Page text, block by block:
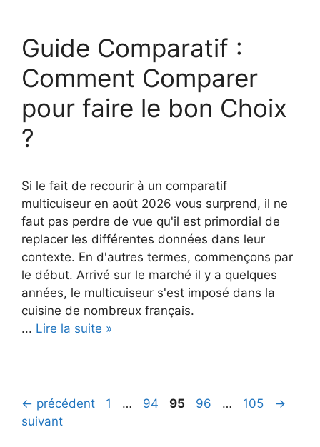
Guide Comparatif :
Comment Comparer
pour faire le bon Choix
?
Si le fait de recourir à un comparatif
multicuiseur en août 2026 vous surprend, il ne
faut pas perdre de vue qu'il est primordial de
replacer les différentes données dans leur
contexte. En d'autres termes, commençons par
le début. Arrivé sur le marché il y a quelques
années, le multicuiseur s'est imposé dans la
cuisine de nombreux français.
... Lire la suite »
Navigation
des
← précédent Page
1 … Page
94 Page
95 Page
96 … Page
105
→
suivant